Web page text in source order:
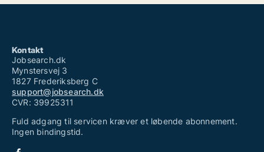
Kontakt
Jobsearch.dk
Mynstersvej 3
1827 Frederiksberg C
support@jobsearch.dk
CVR: 39925311
Fuld adgang til servicen kræver et løbende abonnement.
Ingen bindingstid.